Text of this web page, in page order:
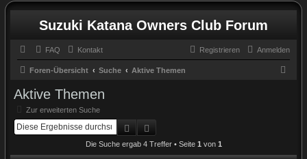
Suzuki Katana Owners Club Forum
FAQ Kontakt Anmelden
Registrieren
Foren-Übersicht Suche Aktive Themen
Aktive Themen
Zur erweiterten Suche
Suche
Die Suche ergab 4 Treffer • Seite 1 von 1